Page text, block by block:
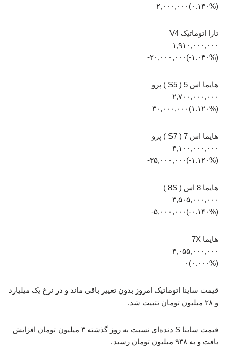
(‎۰.۱۳۰%‏)‎۲,۰۰۰,۰۰۰‏
تارا اتوماتیک V4
۱,۹۱۰,۰۰۰,۰۰۰
(‎-۱.۰۴۰%‏)‎-۲۰,۰۰۰,۰۰۰‏
هایما اس 5 ( S5 ) پرو
۲,۷۰۰,۰۰۰,۰۰۰
(‎۱.۱۲۰%‏)‎۳۰,۰۰۰,۰۰۰‏
هایما اس 7 ( S7 ) پرو
۳,۱۰۰,۰۰۰,۰۰۰
(‎-۱.۱۲۰%‏)‎-۳۵,۰۰۰,۰۰۰‏
هایما 8 اس ( 8S )
۳,۵۰۵,۰۰۰,۰۰۰
(‎-۰.۱۴۰%‏)‎-۵,۰۰۰,۰۰۰‏
هایما 7X
۳,۰۵۵,۰۰۰,۰۰۰
(۰.۰۰۰%)۰
قیمت ساینا اتوماتیک امروز بدون تغییر باقی ماند و در نرخ یک میلیارد
و ۲۸ میلیون تومان تثبیت شد.
قیمت ساینا S دنده‌ای نسبت به روز گذشته ۳ میلیون تومان افزایش
یافت و به ۹۳۸ میلیون تومان رسید.